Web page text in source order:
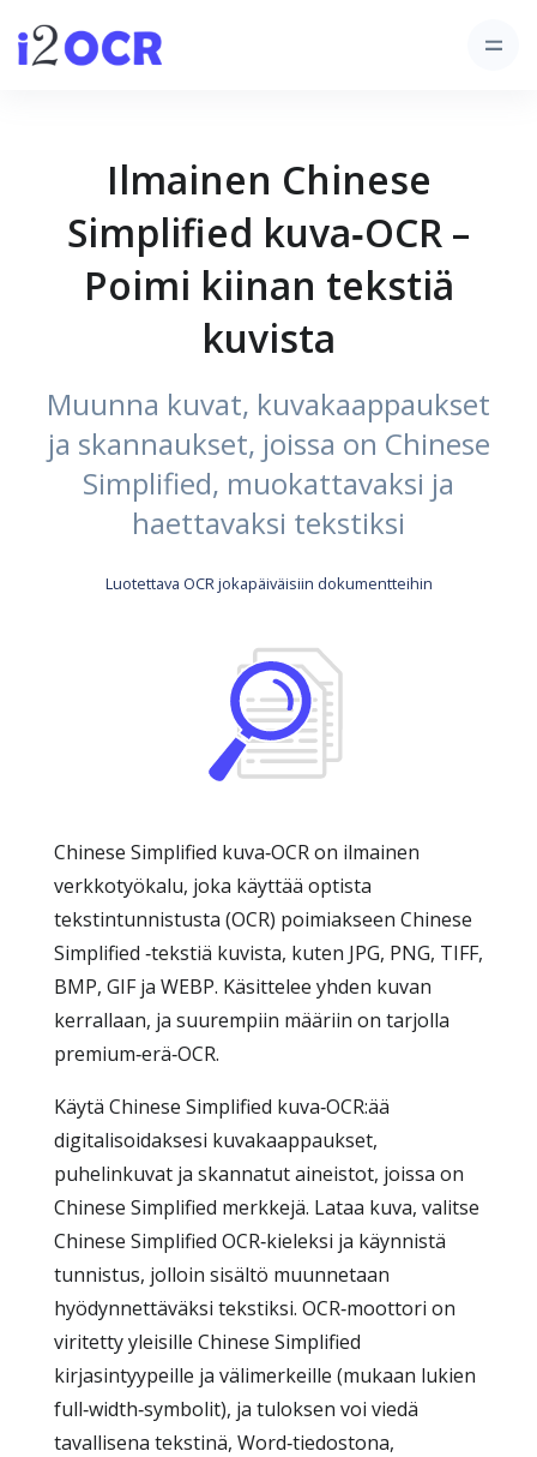
Ilmainen Chinese
Simplified kuva‑OCR –
Poimi kiinan tekstiä
kuvista
Muunna kuvat, kuvakaappaukset
ja skannaukset, joissa on Chinese
Simplified, muokattavaksi ja
haettavaksi tekstiksi
Luotettava OCR jokapäiväisiin dokumentteihin
Chinese Simplified kuva‑OCR on ilmainen
verkkotyökalu, joka käyttää optista
tekstintunnistusta (OCR) poimiakseen Chinese
Simplified ‑tekstiä kuvista, kuten JPG, PNG, TIFF,
BMP, GIF ja WEBP. Käsittelee yhden kuvan
kerrallaan, ja suurempiin määriin on tarjolla
premium‑erä‑OCR.
Käytä Chinese Simplified kuva‑OCR:ää
digitalisoidaksesi kuvakaappaukset,
puhelinkuvat ja skannatut aineistot, joissa on
Chinese Simplified merkkejä. Lataa kuva, valitse
Chinese Simplified OCR‑kieleksi ja käynnistä
tunnistus, jolloin sisältö muunnetaan
hyödynnettäväksi tekstiksi. OCR‑moottori on
viritetty yleisille Chinese Simplified
kirjasintyypeille ja välimerkeille (mukaan lukien
full‑width‑symbolit), ja tuloksen voi viedä
tavallisena tekstinä, Word‑tiedostona,